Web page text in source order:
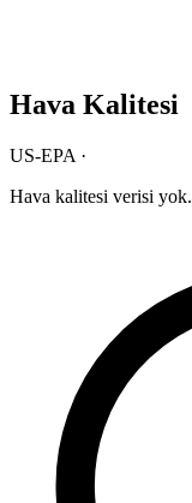
Hava Kalitesi
US-EPA ·
Hava kalitesi verisi yok.